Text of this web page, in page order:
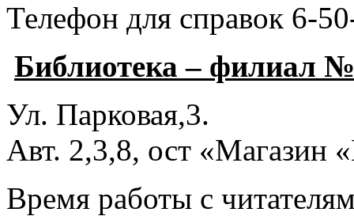
Телефон для справок 6-
Библиотека – филиал
Ул. Парковая,3.
Авт. 2,3,8, ост «Магазин
Время работы с